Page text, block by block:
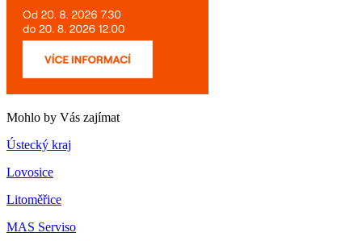
Mohlo by Vás zajímat
Ústecký kraj
Lovosice
Litoměřice
MAS Serviso